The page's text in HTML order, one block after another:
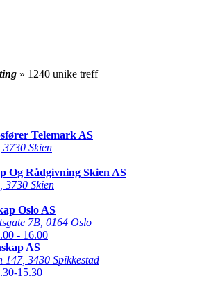
» 1240 unike treff
Telemark AS
3730 Skien
Og Rådgivning Skien AS
3730 Skien
Oslo AS
7B 0164 Oslo
- 16.00
AS
147, 3430 Spikkestad
15.30